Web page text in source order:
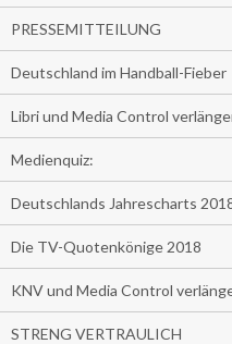
PRESSEMITTEILUNG
Deutschland im Handball-Fieber
Libri und Media Control
Medienquiz:
Deutschlands Jahrescharts
Die TV-Quotenkönige 2018
KNV und Media Control
STRENG VERTRAULICH